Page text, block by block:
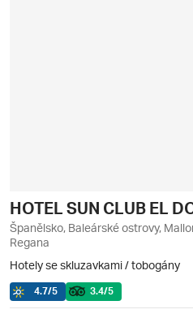
HOTEL SUN CLUB EL
Španělsko, Baleárské ostrovy,
Regana
Hotely se skluzavkami / tobogány
4.7/5 3.4/5